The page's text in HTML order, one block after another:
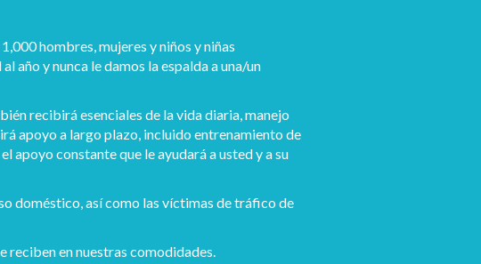
hombres, mujeres y niños y niñas
año y nunca le damos la espalda a una/un
recibirá esenciales de la vida diaria, manejo
apoyo a largo plazo, incluido entrenamiento de
apoyo constante que le ayudará a usted y a su
doméstico, así como las víctimas de tráfico de
reciben en nuestras comodidades.